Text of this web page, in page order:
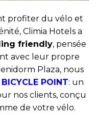
profiter du vélo et
Climia Hotels a
friendly, pensée
avec leur propre
Plaza, nous
BICYCLE POINT: un
nos clients, conçu
de votre vélo.